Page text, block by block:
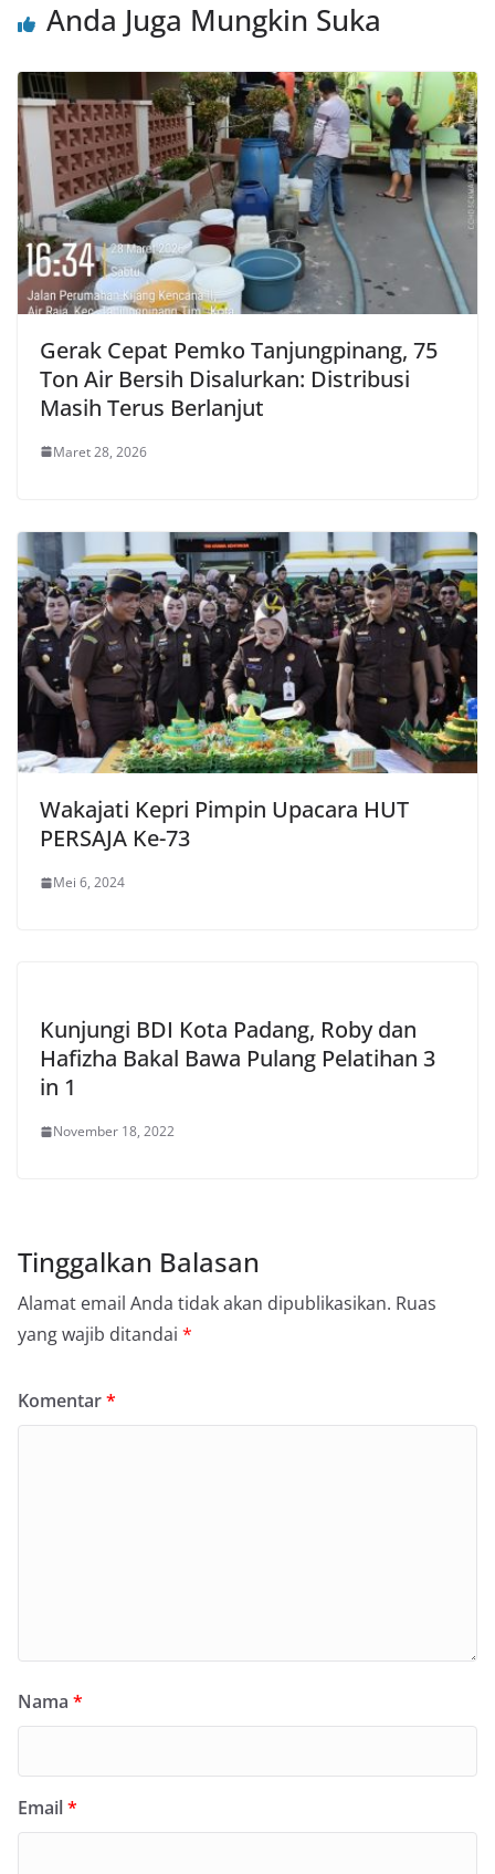
Anda Juga Mungkin Suka
Gerak Cepat Pemko Tanjungpinang, 75
Ton Air Bersih Disalurkan: Distribusi
Masih Terus Berlanjut
Maret 28, 2026
Wakajati Kepri Pimpin Upacara HUT
PERSAJA Ke-73
Mei 6, 2024
Kunjungi BDI Kota Padang, Roby dan
Hafizha Bakal Bawa Pulang Pelatihan 3
in 1
November 18, 2022
Tinggalkan Balasan
Alamat email Anda tidak akan dipublikasikan. Ruas
yang wajib ditandai *
Komentar*
Nama *
Email*